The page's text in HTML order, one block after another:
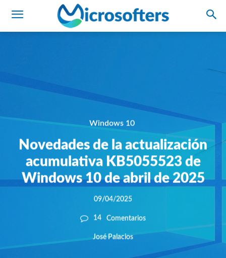
Windows 10
Novedades de la actualización
acumulativa KB5055523 de
Windows 10 de abril de 2025
09/04/2025
14 Comentarios
José Palacios